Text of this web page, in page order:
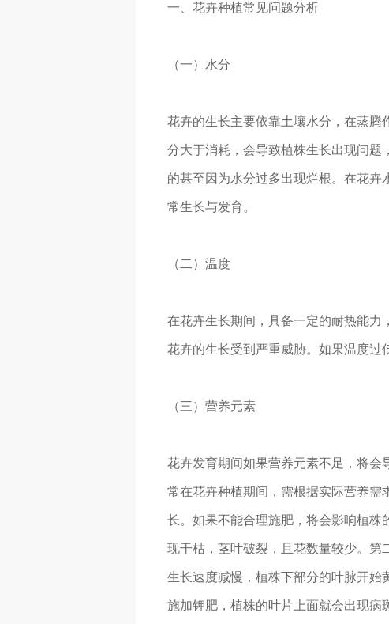
一、花卉种植常见问题分析
（一）水分
花卉的生长主要依靠土壤水分，在蒸腾
分大于消耗，会导致植株生长出现问题
的甚至因为水分过多出现烂根。在花卉
常生长与发育。
（二）温度
在花卉生长期间，具备一定的耐热能
花卉的生长受到严重威胁。如果温度过
（三）营养元素
花卉发育期间如果营养元素不足，将会
常在花卉种植期间，需根据实际营养
长。如果不能合理施肥，将会影响植株
现干枯，茎叶破裂，且花数量较少。第
生长速度减慢，植株下部分的叶脉开始
施加钾肥，植株的叶片上面就会出现病